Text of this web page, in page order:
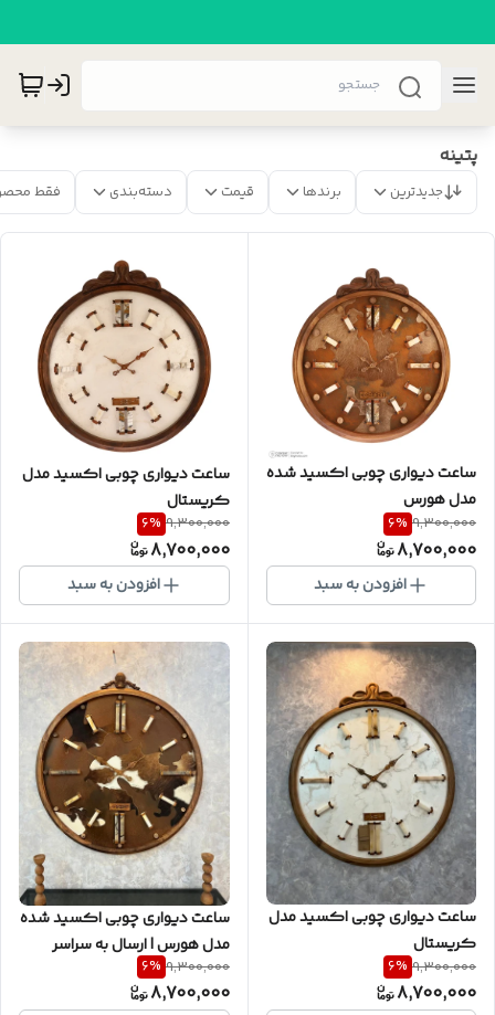
پتینه
جدیدترین برندها قیمت دسته‌بندی فقط
ساعت دیواری چوبی اکسید شده
مدل هورس
9,300,000
6%
8,700,000
افزودن به سبد
ساعت دیواری چوبی اکسید مدل
کریستال
9,300,000
6%
8,700,000
افزودن به سبد
ساعت دیواری چوبی اکسید مدل
کریستال
9,300,000
6%
8,700,000
ساعت دیواری چوبی اکسید شده
مدل هورس | ارسال به سراسر
کشور
9,300,000
6%
8,700,000